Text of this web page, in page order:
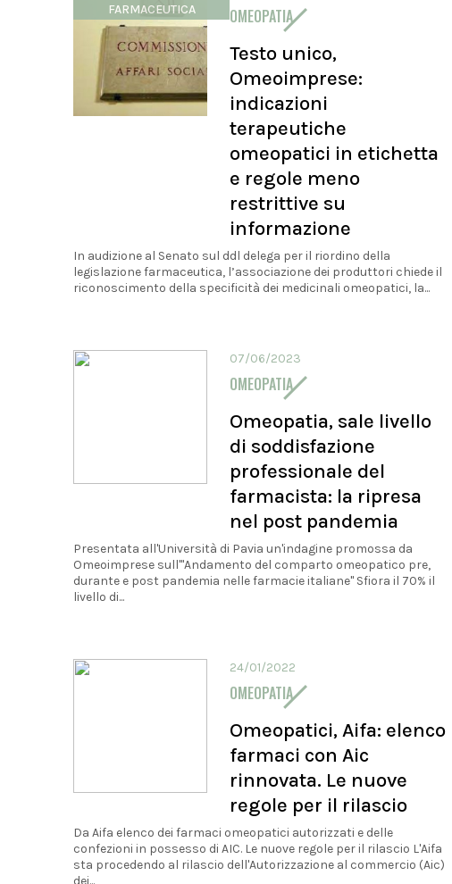
FARMACEUTICA
OMEOPATIA
Testo unico,
Omeoimprese:
indicazioni
terapeutiche
omeopatici in etichetta
e regole meno
restrittive su
informazione
In audizione al Senato sul ddl delega per il riordino della
legislazione farmaceutica, l’associazione dei produttori chiede il
riconoscimento della specificità dei medicinali omeopatici, la...
07/06/2023
OMEOPATIA
Omeopatia, sale livello
di soddisfazione
professionale del
farmacista: la ripresa
nel post pandemia
Presentata all'Università di Pavia un'indagine promossa da
Omeoimprese sull'"Andamento del comparto omeopatico pre,
durante e post pandemia nelle farmacie italiane" Sfiora il 70% il
livello di...
24/01/2022
OMEOPATIA
Omeopatici, Aifa: elenco
farmaci con Aic
rinnovata. Le nuove
regole per il rilascio
Da Aifa elenco dei farmaci omeopatici autorizzati e delle
confezioni in possesso di AIC. Le nuove regole per il rilascio L'Aifa
sta procedendo al rilascio dell'Autorizzazione al commercio (Aic)
dei...